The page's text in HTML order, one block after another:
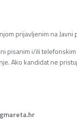
prijavljenim na Javni
pisanim i/ili
Ako kandidat ne